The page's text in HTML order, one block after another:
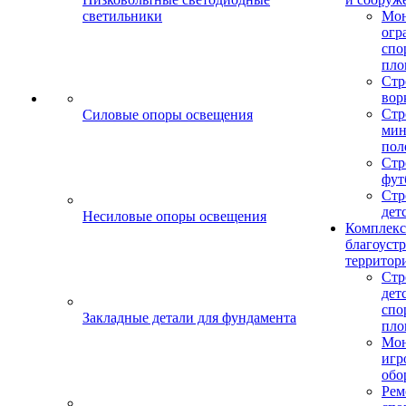
светильники
Силовые опоры освещения
Несиловые опоры освещения
Закладные детали для фундамента